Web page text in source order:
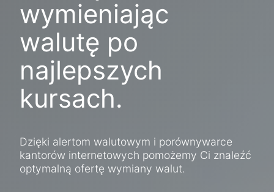
wymieniając
walutę po
najlepszych
kursach.
Dzięki alertom walutowym i porównywarce
kantorów internetowych pomożemy Ci znaleźć
optymalną ofertę wymiany walut.